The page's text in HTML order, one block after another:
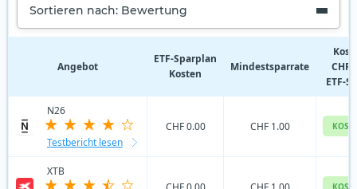
Sortieren nach: Bewertung
Angebot
ETF‑Sparplan
Kosten
Mindestsparrate
CHF
ETF-
N26
Testbericht lesen
CHF 0.00 CHF 1.00
XTB